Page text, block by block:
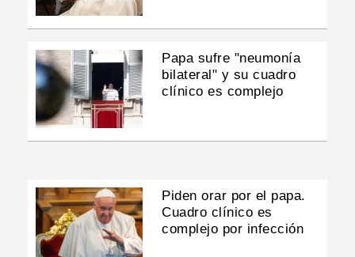
Papa sufre "neumonía
bilateral" y su cuadro
clínico es complejo
Piden orar por el papa.
Cuadro clínico es
complejo por infección